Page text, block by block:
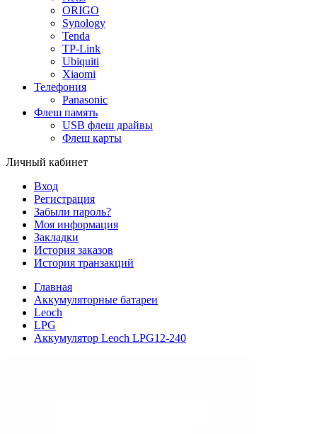
ORIGO
Synology
Tenda
TP-Link
Ubiquiti
Xiaomi
Телефония
Panasonic
Флеш память
USB флеш драйвы
Флеш карты
Личный кабинет
Вход
Регистрация
Забыли пароль?
Моя информация
Закладки
История заказов
История транзакций
Главная
Аккумуляторные батареи
Leoch
LPG
Аккумулятор Leoch LPG12-240